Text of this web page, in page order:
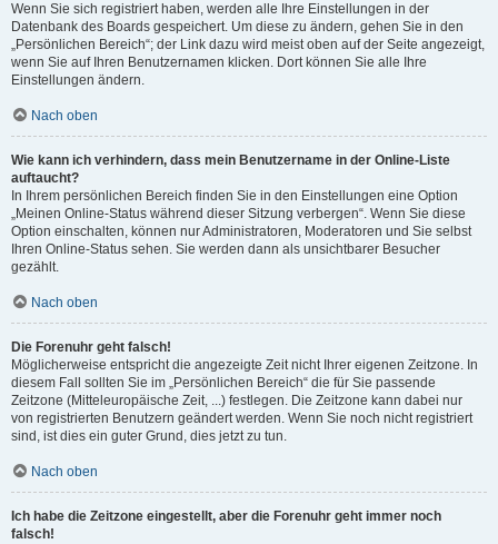
Wenn Sie sich registriert haben, werden alle Ihre Einstellungen in der
Datenbank des Boards gespeichert. Um diese zu ändern, gehen Sie in den
„Persönlichen Bereich“; der Link dazu wird meist oben auf der Seite angezeigt,
wenn Sie auf Ihren Benutzernamen klicken. Dort können Sie alle Ihre
Einstellungen ändern.
Nach oben
Wie kann ich verhindern, dass mein Benutzername in der Online-Liste
auftaucht?
In Ihrem persönlichen Bereich finden Sie in den Einstellungen eine Option
„Meinen Online-Status während dieser Sitzung verbergen“. Wenn Sie diese
Option einschalten, können nur Administratoren, Moderatoren und Sie selbst
Ihren Online-Status sehen. Sie werden dann als unsichtbarer Besucher
gezählt.
Nach oben
Die Forenuhr geht falsch!
Möglicherweise entspricht die angezeigte Zeit nicht Ihrer eigenen Zeitzone. In
diesem Fall sollten Sie im „Persönlichen Bereich“ die für Sie passende
Zeitzone (Mitteleuropäische Zeit, ...) festlegen. Die Zeitzone kann dabei nur
von registrierten Benutzern geändert werden. Wenn Sie noch nicht registriert
sind, ist dies ein guter Grund, dies jetzt zu tun.
Nach oben
Ich habe die Zeitzone eingestellt, aber die Forenuhr geht immer noch
falsch!